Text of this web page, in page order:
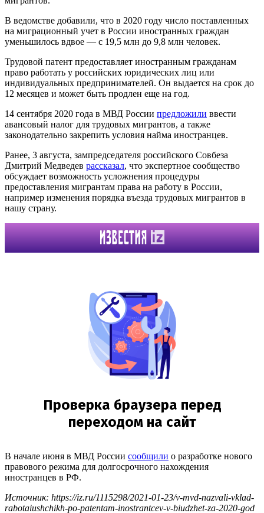
В ведомстве добавили, что в 2020 году число поставленных
на миграционный учет в России иностранных граждан
уменьшилось вдвое — с 19,5 млн до 9,8 млн человек.
Трудовой патент предоставляет иностранным гражданам
право работать у российских юридических лиц или
индивидуальных предпринимателей. Он выдается на срок до
12 месяцев и может быть продлен еще на год.
14 сентября 2020 года в МВД России предложили ввести
авансовый налог для трудовых мигрантов, а также
законодательно закрепить условия найма иностранцев.
Ранее, 3 августа, зампредседателя российского Совбеза
Дмитрий Медведев рассказал, что экспертное сообщество
обсуждает возможность усложнения процедуры
предоставления мигрантам права на работу в России,
например изменения порядка въезда трудовых мигрантов в
нашу страну.
В начале июня в МВД России сообщили о разработке нового
правового режима для долгосрочного нахождения
иностранцев в РФ.
Источник: https://iz.ru/1115298/2021-01-23/v-mvd-nazvali-vklad-
rabotaiushchikh-po-patentam-inostrantcev-v-biudzhet-za-2020-god